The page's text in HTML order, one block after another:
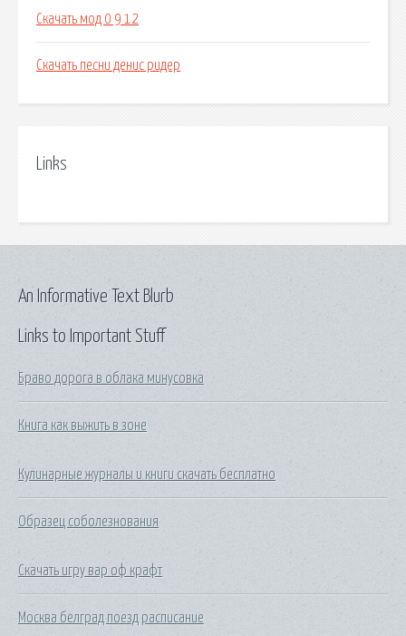
Скачать мод 0 9 12
Скачать песни денис ридер
Links
Links to Important Stuff
Браво дорога в облака минусовка
Книга как выжить в зоне
Кулинарные журналы и книги скачать бесплатно
Образец соболезнования
Скачать игру вар оф крафт
Москва белград поезд расписание
An Informative Text Blurb